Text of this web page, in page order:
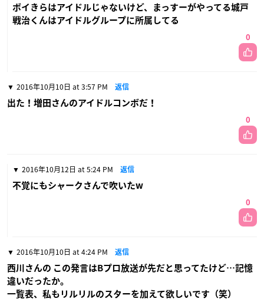
ボイきらはアイドルじゃないけど、まっすーがやってる城戸
戦治くんはアイドルグループに所属してる
0
2016年10月10日 at 3:57 PM 返信
出た！増田さんのアイドルコンボだ！
0
2016年10月12日 at 5:24 PM 返信
不覚にもシャークさんで吹いたw
0
2016年10月10日 at 4:24 PM 返信
西川さんの この発言はBプロ放送が先だと思ってたけど…記憶
違いだったか。
一覧表、私もリルリルのスターを加えて欲しいです（笑）